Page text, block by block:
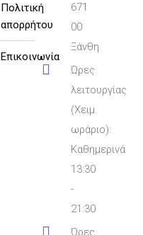
πολιτική
απορρήτου
επικοινωνία
671
00
Ξάνθη
Ώρες
λειτουργίας
(Χειμ.
ωράριο):
Καθημερινά
13:30
-
21:30
Ώρες